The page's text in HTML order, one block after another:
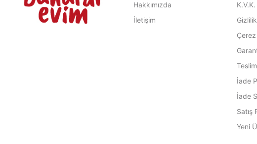
Hakkımızda
İletişim
Çerez
İade
İade
Satış
Yeni